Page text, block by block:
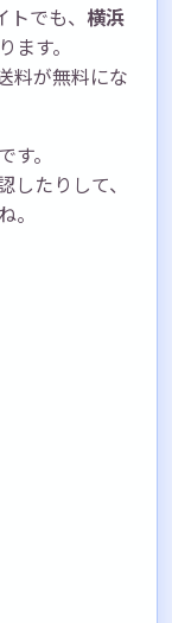
でも、 横浜
す。
料が無料にな
。
たりして、
。